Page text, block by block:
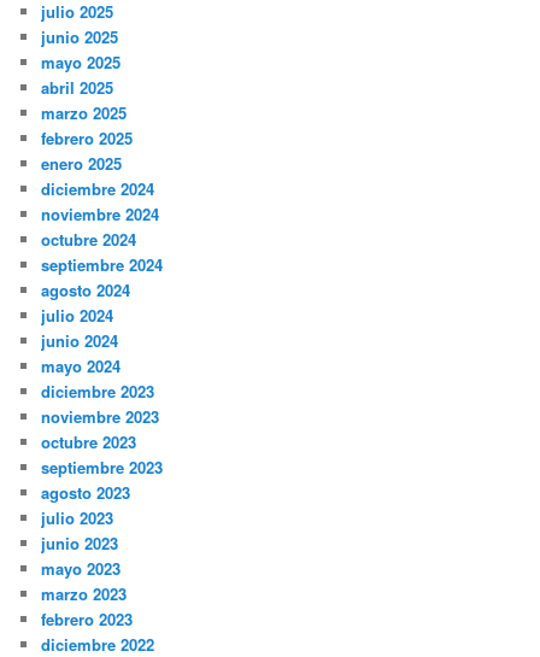
julio 2025
junio 2025
mayo 2025
abril 2025
marzo 2025
febrero 2025
enero 2025
diciembre 2024
noviembre 2024
octubre 2024
septiembre 2024
agosto 2024
julio 2024
junio 2024
mayo 2024
diciembre 2023
noviembre 2023
octubre 2023
septiembre 2023
agosto 2023
julio 2023
junio 2023
mayo 2023
marzo 2023
febrero 2023
diciembre 2022